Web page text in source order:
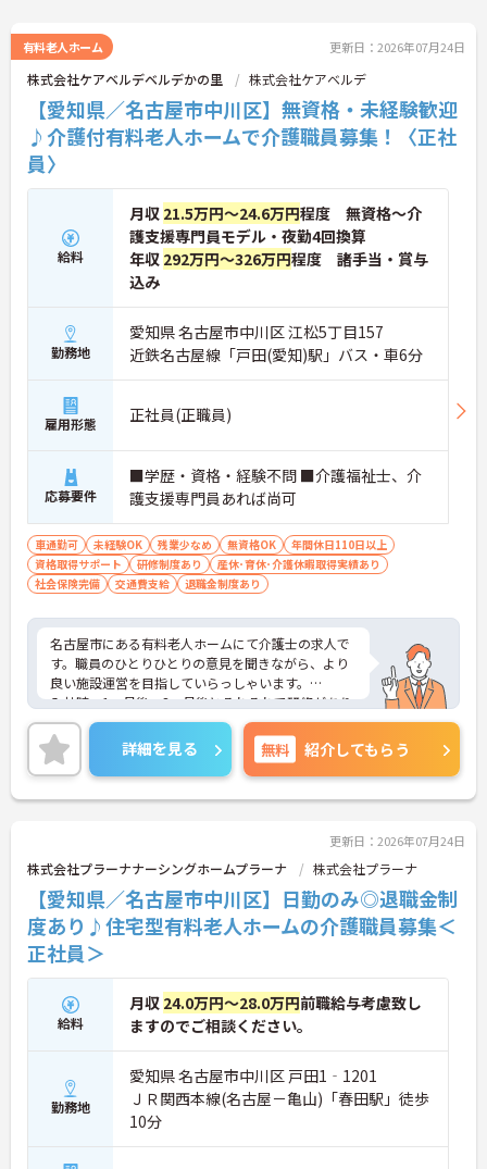
→ プライベートとの両立もしやすい環境です♪
■ 新規開設でゼロから関われる
2026年10月開設のホスピス型住宅です。
・現場＋シフト作成や面談など運営にも携われる
・少人数スタートで組織づくりに関与できる
→ 「つくる側」に回れるやりがいがあります！
■ 終末期ケアで専門性アップ
医療依存度の高い利用者に寄り添うお仕事です。
・日常ケアから看取りまで幅広く対応
・多職種連携で包括的なケア経験が積める
→ 将来のキャリアにもつながる経験ができます！
■ 管理×現場でキャリアアップ
マネジメントにも挑戦できるポジションです。
・現場感覚を維持しながら管理経験を積める
→ ステップアップを目指す方におすすめです♪
有料老人ホーム 更新日：2026年07月24日
株式会社ケアベルデベルデかの里 株式会社ケアベルデ
【愛知県／名古屋市中川区】無資格・未経験歓迎
♪介護付有料老人ホームで介護職員募集！〈正社
員〉
給料
月収 21.5万円～24.6万円程度 無資格～介
護支援専門員モデル・夜勤4回換算
年収 292万円～326万円程度 諸手当・賞与
込み
勤務地
愛知県 名古屋市中川区 江松5丁目157
近鉄名古屋線「戸田(愛知)駅」バス・車6分
雇用形態 正社員(正職員)
応募要件
■学歴・資格・経験不問 ■介護福祉士、介
護支援専門員あれば尚可
車通勤可 未経験OK 残業少なめ 無資格OK
年間休日110日以上
資格取得サポート
研修制度あり
産休･育休･介護休暇取得実績あり
社会保険完備
交通費支給 退職金制度あり
名古屋市にある有料老人ホームにて介護士の求人で
す。職員のひとりひとりの意見を聞きながら、より
良い施設運営を目指していらっしゃいます。
入社時、1ヶ月後、3ヶ月後とそれぞれで研修があり
ますので、介護が未経験・経験が浅くて不安という
方でも安心してください。
また、残業は少なめであったり、7日連休の取得も
可能であったりとプライベートとの両立をされたい
方にもおすすめの求人です。
ントをお伝えしますのでお気軽にお問い合わせくだ
さい。
詳細を見る 無料 紹介してもらう
更新日：2026年07月24日
株式会社プラーナナーシングホームプラーナ 株式会社プラーナ
【愛知県／名古屋市中川区】日勤のみ◎退職金制
度あり♪住宅型有料老人ホームの介護職員募集＜
正社員＞
給料
月収 24.0万円～28.0万円前職給与考慮致し
ますのでご相談ください。
勤務地
愛知県 名古屋市中川区 戸田1‐1201
ＪＲ関西本線(名古屋－亀山)「春田駅」徒歩
10分